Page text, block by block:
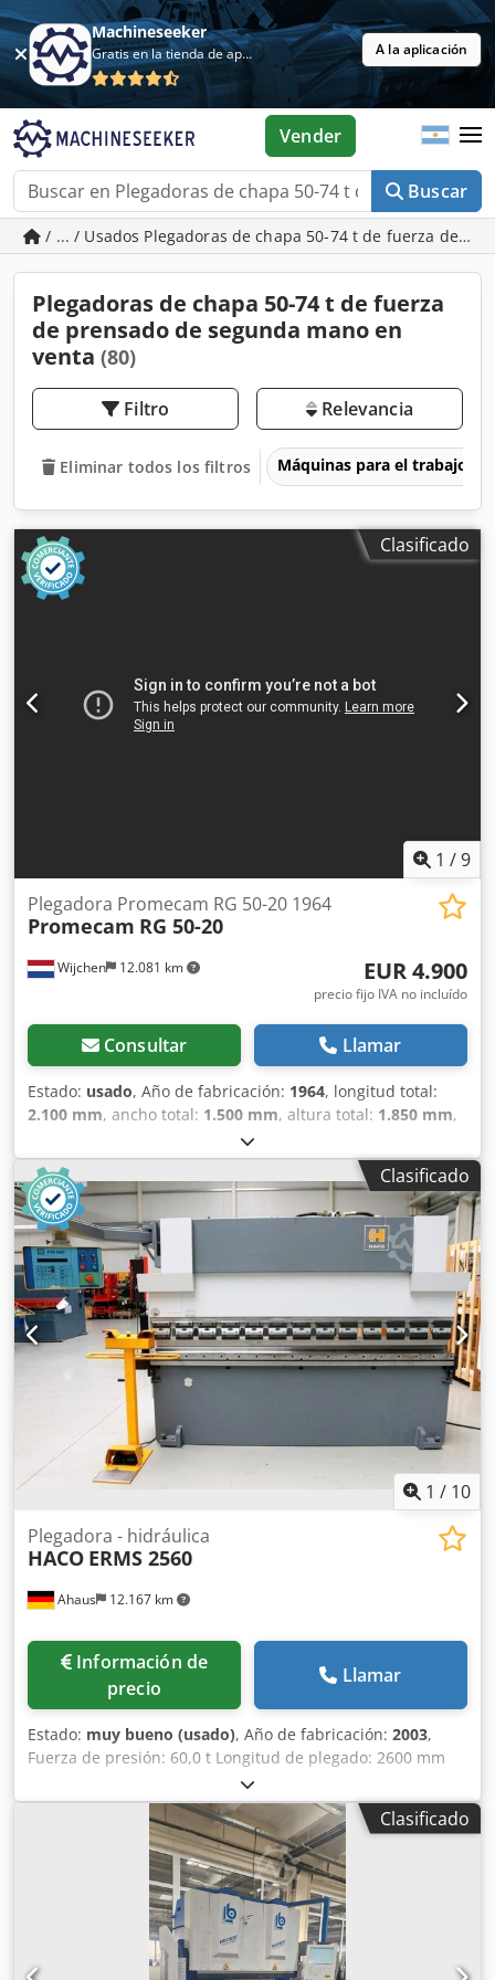
Machineseeker
Gratis en la tienda de aplicaciones A la aplicación
Buscar
Vender
/ ... / Usados Plegadoras de chapa 50-74 t de fuerza de
Plegadoras de chapa 50-74 t de fuerza
de prensado de segunda mano en
venta (80)
Filtro Relevancia
Eliminar todos los filtros Máquinas para el trabajo
Clasificado
1 /9
Wijchen 12.081 km
Plegadora Promecam RG 50-20 1964
Promecam RG 50-20
EUR 4.900
precio fijo IVA no incluído
Consultar Llamar
Estado: usado, Año de fabricación: 1964, longitud total:
2.100 mm, ancho total: 1.500 mm, altura total: 1.850 mm,
Color: Verde Peso: 2.500 kg - Año de fabricación: 1964 -
Documentación disponible: No - Certificado CE: No -
Número de serie: 13120 - Sistema de control: Convencional
- Número de ejes: 1 - Fuerza de presión [toneladas]: 50 -
Anchura de trabajo máxima [mm]: 2000 - Profundidad del
tope trasero [mm]: 0 - Soporte del punzón: Fijo - Tipo de
soporte de herramientas: Estilo europeo - Herramientas
incluidas: Sí - Dimensiones de transporte: 2100 mm x 1500
mm x 1850 mm (largo x ancho x alto) - Peso de transporte
[kg]: 2500 kg - Paquetes de transporte: 1 Dedpfxezc Irre Aa
Djwa Información financiera IVA: El precio indicado no
incluye el IVA IVA/Régimen de recargo de IVA: El IVA es
deducible para las empresas Entrega y aceptación de
vehículos usados disponibles en cualquier momento para
todos los productos del sector industrial. Lukas van
Rossum
Clasificado
1 / 10
Ahaus 12.167 km
Plegadora - hidráulica
HACO ERMS 2560
Información de
precio
Llamar
Estado: muy bueno (usado), Año de fabricación: 2003,
Fuerza de presión: 60,0 t Longitud de plegado: 2600 mm
Distancia entre columnas: 2100 mm Salida de la columna:
200 mm Carrera de la viga superior: 100 mm Altura de
instalación: 280 mm Altura de la mesa: 840 mm Velocidad
de trabajo: 10,0 mm/seg Velocidad de retroceso: 70,0
mm/seg Tope trasero: ajustable, máx. 650 mm Control: ATS
560 Contenido de aceite: aprox. 150 l Tensión: 380 V
Consumo total de energía: 7,5 kW Peso de la máquina:
aprox. 4700 kg Dimensiones (largo x ancho x alto): 3800 x
1400 x 2200 mm Equipamiento: - Plegadora CNC
Clasificado